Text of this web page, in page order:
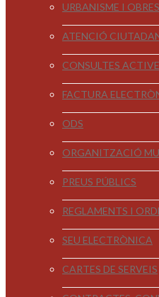
URBANISME I OBRES
ATENCIÓ
CONSULTES
FACTURA
ODS
ORGANITZACIÓ
PREUS PÚBLICS
REGLAMENTS I
SEU ELECTRÒNICA
CARTES DE SERVEIS